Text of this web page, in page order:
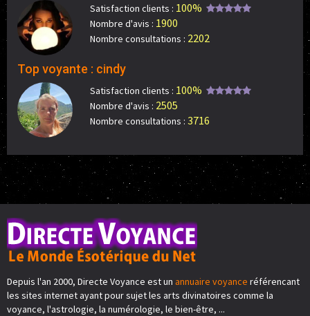
Satisfaction clients : 100%
Nombre d'avis : 1900
Nombre consultations : 2202
Top voyante : cindy
Satisfaction clients : 100%
Nombre d'avis : 2505
Nombre consultations : 3716
Depuis l'an 2000, Directe Voyance est un annuaire voyance référencant
les sites internet ayant pour sujet les arts divinatoires comme la
voyance, l'astrologie, la numérologie, le bien-être, ...